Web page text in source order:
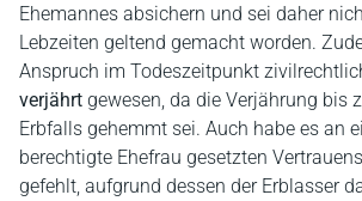
Ehemannes absichern und sei daher
Lebzeiten geltend gemacht worden.
Anspruch im Todeszeitpunkt
verjährt gewesen, da die Verjährung bis
Erbfalls gehemmt sei. Auch habe es an
berechtigte Ehefrau gesetzten
gefehlt, aufgrund dessen der Erblasser